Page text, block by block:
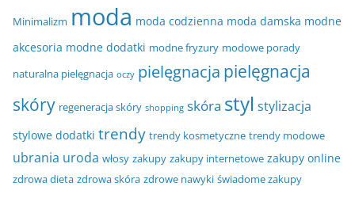
Minimalizm moda moda codzienna moda damska modne
akcesoria modne dodatki modne fryzury modowe porady
naturalna pielęgnacja oczy pielęgnacja pielęgnacja
skóry regeneracja skóry shopping skóra styl stylizacja
stylowe dodatki trendy trendy kosmetyczne trendy modowe
ubrania uroda włosy zakupy zakupy internetowe zakupy online
zdrowa dieta zdrowa skóra zdrowe nawyki świadome zakupy